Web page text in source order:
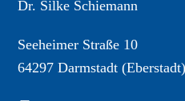
Footer
Dr. Silke Schiemann
Seeheimer Straße 10
64297 Darmstadt (Eberstadt)